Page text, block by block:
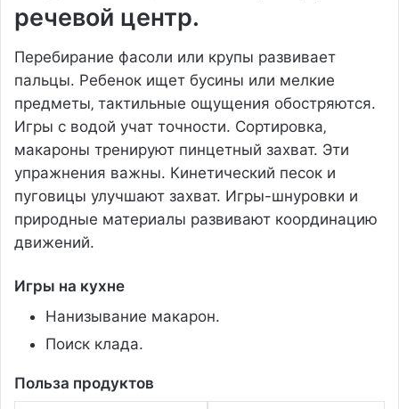
речевой центр.
Перебирание фасоли или крупы развивает
пальцы. Ребенок ищет бусины или мелкие
предметы‚ тактильные ощущения обостряются.
Игры с водой учат точности. Сортировка‚
макароны тренируют пинцетный захват. Эти
упражнения важны. Кинетический песок и
пуговицы улучшают захват. Игры-шнуровки и
природные материалы развивают координацию
движений.
Игры на кухне
Нанизывание макарон.
Поиск клада.
Польза продуктов